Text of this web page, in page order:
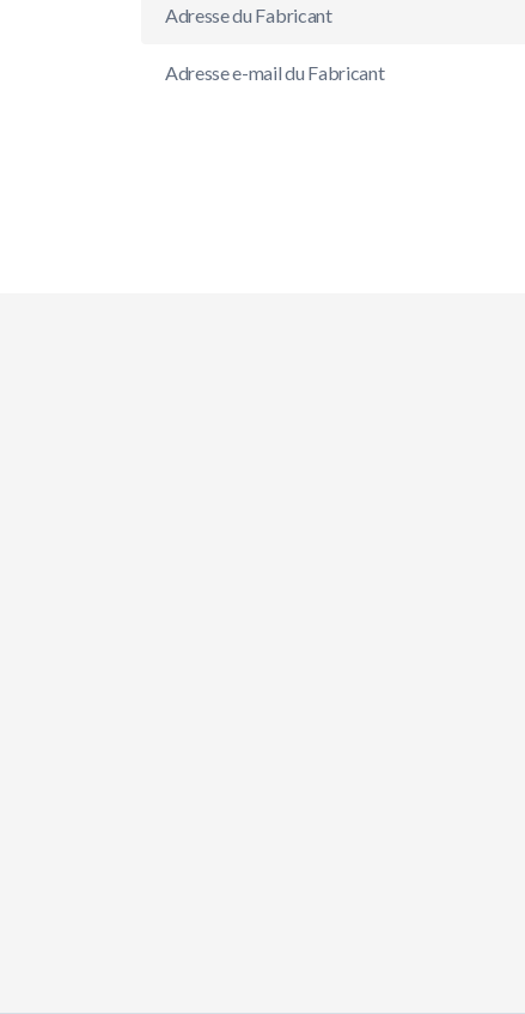
Adresse du Fabricant
Adresse e-mail du Fabricant